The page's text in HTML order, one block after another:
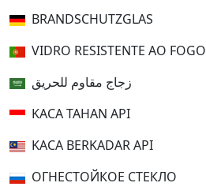
BRANDSCHUTZGLAS
VIDRO RESISTENTE AO FOGO
زجاج مقاوم للحريق
KACA TAHAN API
KACA BERKADAR API
ОГНЕСТОЙКОЕ СТЕКЛО